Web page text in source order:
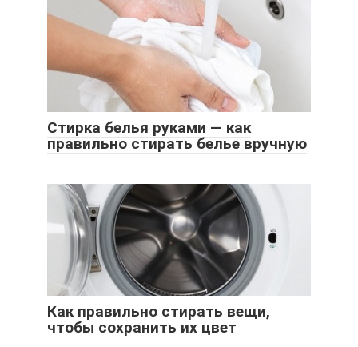
Стирка белья руками — как
правильно стирать белье вручную
Как правильно стирать вещи,
чтобы сохранить их цвет